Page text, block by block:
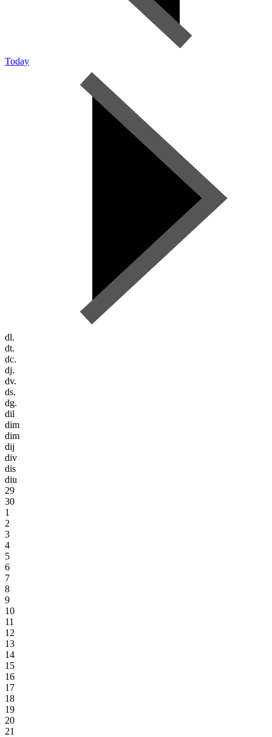
Today
dl.
dt.
dc.
dj.
dv.
ds.
dg.
dil
dim
dim
dij
div
dis
diu
29
30
1
2
3
4
5
6
7
8
9
10
11
12
13
14
15
16
17
18
19
20
21